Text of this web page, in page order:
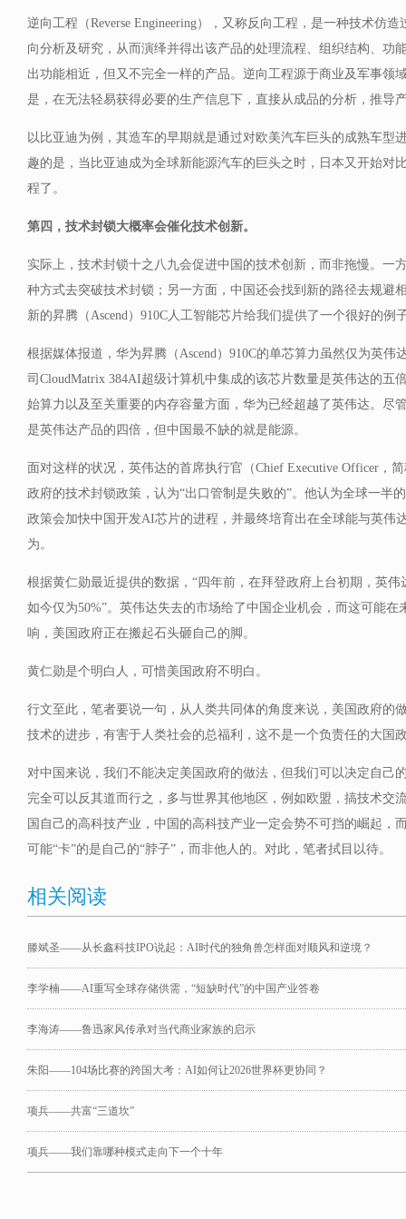
逆向工程（Reverse Engineering），又称反向工程，是一种技术仿
向分析及研究，从而演绎并得出该产品的处理流程、组织结构、功
出功能相近，但又不完全一样的产品。逆向工程源于商业及军事领
是，在无法轻易获得必要的生产信息下，直接从成品的分析，推导
以比亚迪为例，其造车的早期就是通过对欧美汽车巨头的成熟车型
趣的是，当比亚迪成为全球新能源汽车的巨头之时，日本又开始对
程了。
第四，技术封锁大概率会催化技术创新。
实际上，技术封锁十之八九会促进中国的技术创新，而非拖慢。一
种方式去突破技术封锁；另一方面，中国还会找到新的路径去规避
新的昇腾（Ascend）910C人工智能芯片给我们提供了一个很好的例
根据媒体报道，华为昇腾（Ascend）910C的单芯算力虽然仅为英伟
司CloudMatrix 384AI超级计算机中集成的该芯片数量是英伟达的五
始算力以及至关重要的内存容量方面，华为已经超越了英伟达。尽
是英伟达产品的四倍，但中国最不缺的就是能源。
面对这样的状况，英伟达的首席执行官（Chief Executive Officer，
政府的技术封锁政策，认为“出口管制是失败的”。他认为全球一半
政策会加快中国开发AI芯片的进程，并最终培育出在全球能与英伟
为。
根据黄仁勋最近提供的数据，“四年前，在拜登政府上台初期，英
如今仅为50%”。英伟达失去的市场给了中国企业机会，而这可能
响，美国政府正在搬起石头砸自己的脚。
黄仁勋是个明白人，可惜美国政府不明白。
行文至此，笔者要说一句，从人类共同体的角度来说，美国政府的
技术的进步，有害于人类社会的总福利，这不是一个负责任的大国
对中国来说，我们不能决定美国政府的做法，但我们可以决定自己
完全可以反其道而行之，多与世界其他地区，例如欧盟，搞技术交
国自己的高科技产业，中国的高科技产业一定会势不可挡的崛起，
可能“卡”的是自己的“脖子”，而非他人的。对此，笔者拭目以待。
相关阅读
滕斌圣——从长鑫科技IPO说起：AI时代的独角兽怎样面对顺风和逆境？
李学楠——AI重写全球存储供需，“短缺时代”的中国产业答卷
李海涛——鲁迅家风传承对当代商业家族的启示
朱阳——104场比赛的跨国大考：AI如何让2026世界杯更协同？
项兵——共富“三道坎”
项兵——我们靠哪种模式走向下一个十年